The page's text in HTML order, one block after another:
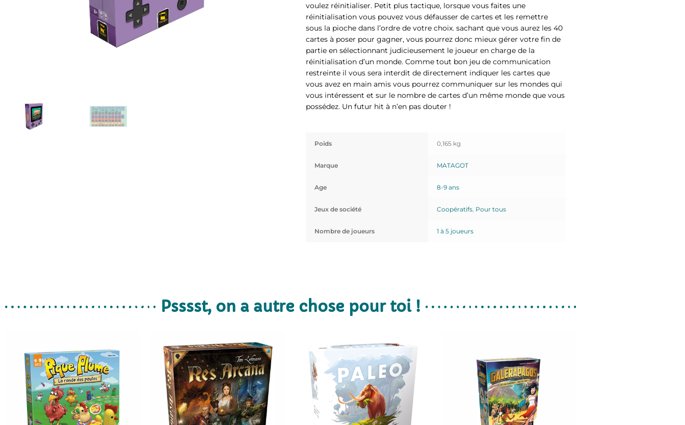
voulez réinitialiser. Petit plus tactique, lorsque vous faites une
réinitialisation vous pouvez vous défausser de cartes et les remettre
sous la pioche dans l’ordre de votre choix. sachant que vous aurez les 40
cartes à poser pour gagner, vous pourrez donc mieux gérer votre fin de
partie en sélectionnant judicieusement le joueur en charge de la
réinitialisation d’un monde. Comme tout bon jeu de communication
restreinte il vous sera interdit de directement indiquer les cartes que
vous avez en main amis vous pourrez communiquer sur les mondes qui
vous intéressent et sur le nombre de cartes d’un même monde que vous
possédez. Un futur hit à n’en pas douter !
Poids 0,165 kg
Marque MATAGOT
Age 8-9 ans
Jeux de société Coopératifs, Pour tous
Nombre de joueurs 1 à 5 joueurs
Psssst, on a autre chose pour toi !